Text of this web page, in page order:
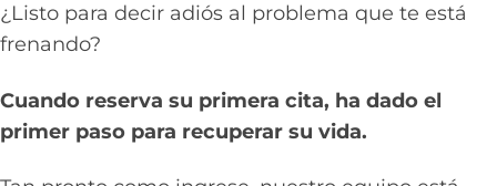
¿Listo para decir adiós al problema que te está
frenando?
Cuando reserva su primera cita, ha dado el
primer paso para recuperar su vida.